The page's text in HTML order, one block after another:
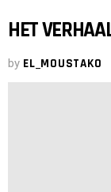
HET
by EL_MOUSTAKO